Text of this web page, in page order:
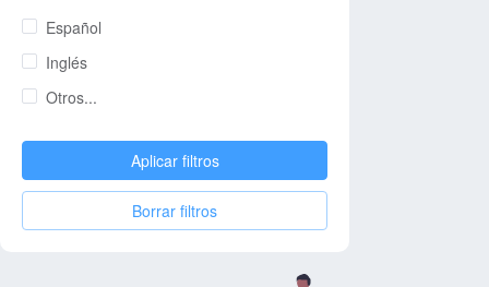
Español
Inglés
Otros...
Aplicar filtros
Borrar filtros